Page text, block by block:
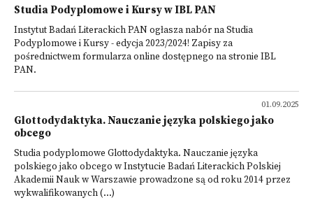
Studia Podyplomowe i Kursy w IBL PAN
Instytut Badań Literackich PAN ogłasza nabór na Studia
Podyplomowe i Kursy - edycja 2023/2024! Zapisy za
pośrednictwem formularza online dostępnego na stronie IBL
PAN.
01.09.2025
Glottodydaktyka. Nauczanie języka polskiego jako
obcego
Studia podyplomowe Glottodydaktyka. Nauczanie języka
polskiego jako obcego w Instytucie Badań Literackich Polskiej
Akademii Nauk w Warszawie prowadzone są od roku 2014 przez
wykwalifikowanych (...)